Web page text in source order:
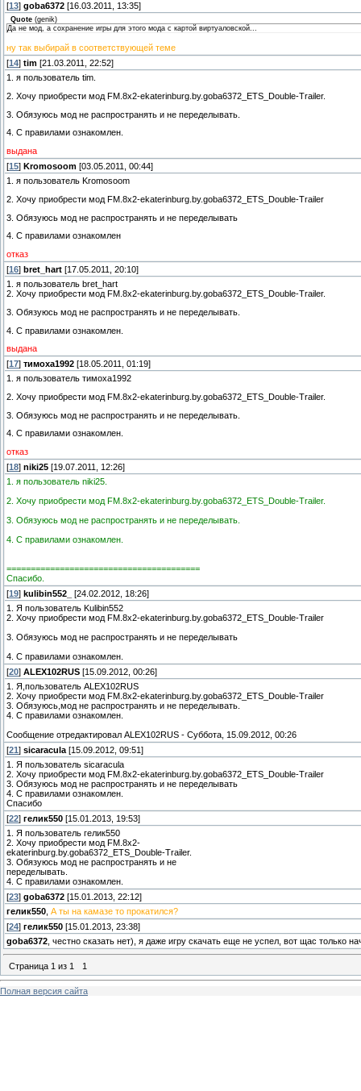
[13] goba6372 [16.03.2011, 13:35]
Quote (genik)
Да не мод, а сохранение игры для этого мода с картой виртуаловской...
ну так выбирай в соответствующей теме
[14] tim [21.03.2011, 22:52]
1. я пользователь tim.
2. Хочу приобрести мод FM.8x2-ekaterinburg.by.goba6372_ETS_Double-Trailer.
3. Обязуюсь мод не распространять и не переделывать.
4. С правилами ознакомлен.
выдана
[15] Kromosoom [03.05.2011, 00:44]
1. я пользователь Kromosoom
2. Хочу приобрести мод FM.8x2-ekaterinburg.by.goba6372_ETS_Double-Trailer
3. Обязуюсь мод не распространять и не переделывать
4. С правилами ознакомлен
отказ
[16] bret_hart [17.05.2011, 20:10]
1. я пользователь bret_hart
2. Хочу приобрести мод FM.8x2-ekaterinburg.by.goba6372_ETS_Double-Trailer.
3. Обязуюсь мод не распространять и не переделывать.
4. С правилами ознакомлен.
выдана
[17] тимоха1992 [18.05.2011, 01:19]
1. я пользователь тимоха1992
2. Хочу приобрести мод FM.8x2-ekaterinburg.by.goba6372_ETS_Double-Trailer.
3. Обязуюсь мод не распространять и не переделывать.
4. С правилами ознакомлен.
отказ
[18] niki25 [19.07.2011, 12:26]
1. я пользователь niki25.
2. Хочу приобрести мод FM.8x2-ekaterinburg.by.goba6372_ETS_Double-Trailer.
3. Обязуюсь мод не распространять и не переделывать.
4. С правилами ознакомлен.
========================================
Спасибо.
[19] kulibin552_
[24.02.2012, 18:26]
1. Я пользователь Kulibin552
2. Хочу приобрести мод FM.8x2-ekaterinburg.by.goba6372_ETS_Double-Trailer
3. Обязуюсь мод не распространять и не переделывать
4. С правилами ознакомлен.
[20] ALEX102RUS [15.09.2012, 00:26]
1. Я,пользователь ALEX102RUS
2. Хочу приобрести мод FM.8x2-ekaterinburg.by.goba6372_ETS_Double-Trailer
3. Обязуюсь,мод не распространять и не переделывать.
4. С правилами ознакомлен.
Сообщение отредактировал ALEX102RUS - Суббота, 15.09.2012, 00:26
[21 ] sicaracula [15.09.2012, 09:51]
1. Я пользователь sicaracula
2. Хочу приобрести мод FM.8x2-ekaterinburg.by.goba6372_ETS_Double-Trailer
3. Обязуюсь мод не распространять и не переделывать
4. С правилами ознакомлен.
Спасибо
[22] гелик550 [15.01.2013, 19:53]
1. Я пользователь гелик550
2. Хочу приобрести мод FM.8x2-
ekaterinburg.by.goba6372_ETS_Double-Trailer.
3. Обязуюсь мод не распространять и не
переделывать.
4. С правилами ознакомлен.
[23] goba6372 [15.01.2013, 22:12]
гелик550 А ты на камазе то прокатился?
[24] гелик550 [15.01.2013, 23:38]
goba6372 , честно сказать нет), я даже игру скачать еще не успел, вот щас только
Страница 1 из 1 1
Полная версия сайта